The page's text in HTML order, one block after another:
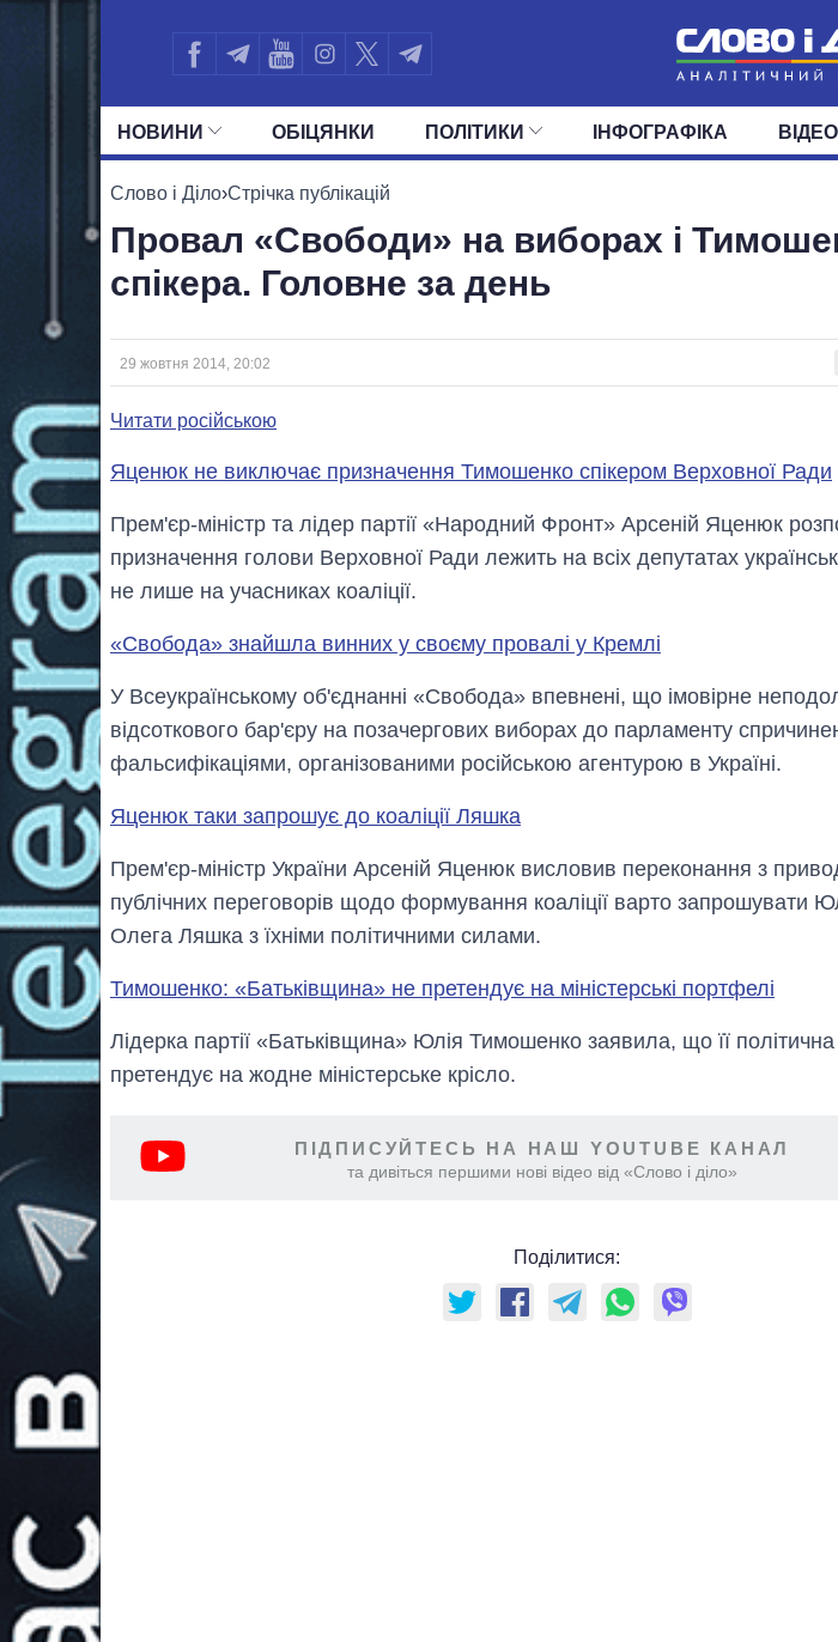
НОВИНИ
ПОЛІТИКА ЕКОНОМІКА
ОБIЦЯНКИ ПОЛIТИКИ
УСІ ПОЛІТИКИ
ДЕПУТАТИ КОМІТЕТИ
ІНФОГРАФІКА ВІДЕО
Слово і Діло›Стрічка публікацій
Провал «Свободи» на виборах і
спікера. Головне за день
29 жовтня 2014, 20:02
Читати російською
Яценюк не виключає призначення Тимошенко спікером Верховної Ради
Прем'єр-міністр та лідер партії «Народний Фронт» Арсеній Яценюк
призначення голови Верховної Ради лежить на всіх депутатах
не лише на учасниках коаліції.
«Свобода» знайшла винних у своєму провалі у Кремлі
У Всеукраїнському об'єднанні «Свобода» впевнені, що імовірне
відсоткового бар'єру на позачергових виборах до парламенту
фальсифікаціями, організованими російською агентурою в Україні.
Яценюк таки запрошує до коаліції Ляшка
Прем'єр-міністр України Арсеній Яценюк висловив переконання з
публічних переговорів щодо формування коаліції варто запрошувати
Олега Ляшка з їхніми політичними силами.
Тимошенко: «Батьківщина» не претендує на міністерські портфелі
Лідерка партії «Батьківщина» Юлія Тимошенко заявила, що її
претендує на жодне міністерське крісло.
ПІДПИСУЙТЕСЬ НА НАШ YOUTUBE КАНАЛ
та дивіться першими нові відео від «Слово і діло»
Поділитися: